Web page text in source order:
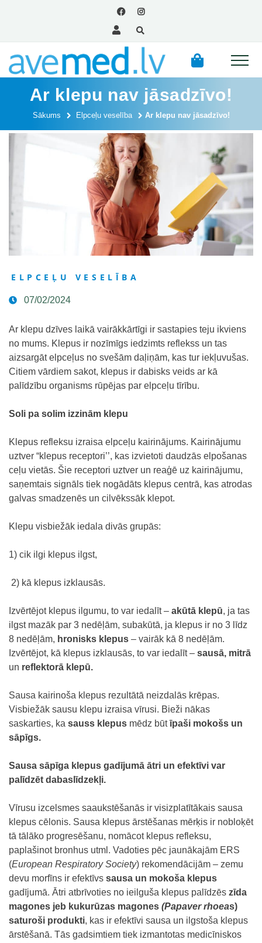
Ar klepu nav jāsadzīvo!
Sākums Elpceļu veselība Ar klepu nav jāsadzīvo!
ELPCEĻU VESELĪBA
07/02/2024
Ar klepu dzīves laikā vairākkārtīgi ir sastapies teju ikviens
no mums. Klepus ir nozīmīgs iedzimts reflekss un tas
aizsargāt elpceļus no svešām daļiņām, kas tur iekļuvušas.
Citiem vārdiem sakot, klepus ir dabisks veids ar kā
palīdzību organisms rūpējas par elpceļu tīrību.
Soli pa solim izzinām klepu
Klepus refleksu izraisa elpceļu kairinājums. Kairinājumu
uztver “klepus receptori’’, kas izvietoti daudzās elpošanas
ceļu vietās. Šie receptori uztver un reaģē uz kairinājumu,
saņemtais signāls tiek nogādāts klepus centrā, kas atrodas
galvas smadzenēs un cilvēkssāk klepot.
Klepu visbiežāk iedala divās grupās:
1) cik ilgi klepus ilgst,
2) kā klepus izklausās.
Izvērtējot klepus ilgumu, to var iedalīt – akūtā klepū, ja tas
ilgst mazāk par 3 nedēļām, subakūtā, ja klepus ir no 3 līdz
8 nedēļām, hronisks klepus – vairāk kā 8 nedēļām.
Izvērtējot, kā klepus izklausās, to var iedalīt – sausā, mitrā
un reflektorā klepū.
Sausa kairinoša klepus rezultātā neizdalās krēpas.
Visbiežāk sausu klepu izraisa vīrusi. Bieži nākas
saskarties, ka sauss klepus mēdz būtīpaši mokošs un
sāpīgs.
Sausa sāpīga klepus gadījumā ātri un efektīvi var
palīdzēt dabas līdzekļi.
Vīrusu izcelsmes saaukstēšanās ir visizplatītākais sausa
klepus cēlonis. Sausa klepus ārstēšanas mērķis ir nobloķēt
tā tālāko progresēšanu, nomācot klepus refleksu,
paplašinot bronhus utml. Vadoties pēc jaunākajām ERS
(European Respiratory Society) rekomendācijām – zemu
devu morfīns ir efektīvs sausa un mokoša klepus
gadījumā. Ātri atbrīvoties no ieilguša klepus palīdzēs zīda
magones jeb kukurūzas magones (Papaver rhoeas)
saturoši produkti, kas ir efektīvi sausa un ilgstoša klepus
ārstēšanā. Tās gadsimtiem tiek izmantotas medicīniskos